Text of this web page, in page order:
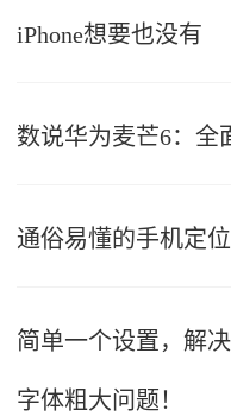
iPhone想要也没有
数说华为麦芒6：全
通俗易懂的手机定
简单一个设置，解
字体粗大问题！